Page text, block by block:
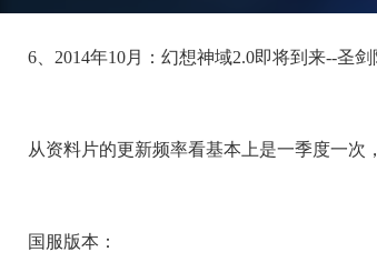
大作
6、2014年10月：幻想神域2.0即将到来--圣剑
从资料片的更新频率看基本上是一季度一次，
国服版本：